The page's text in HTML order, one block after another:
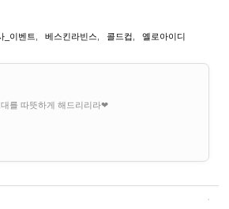
_이벤트 베스킨라빈스 콜드컵 옐로아이디
대를 따뜻하게 해드리리라❤